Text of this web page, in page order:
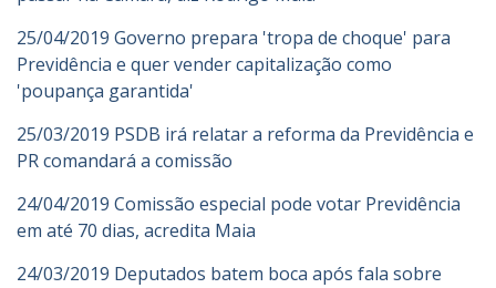
25/04/2019 Governo prepara 'tropa de choque' para
Previdência e quer vender capitalização como
'poupança garantida'
25/03/2019 PSDB irá relatar a reforma da Previdência e
PR comandará a comissão
24/04/2019 Comissão especial pode votar Previdência
em até 70 dias, acredita Maia
24/03/2019 Deputados batem boca após fala sobre